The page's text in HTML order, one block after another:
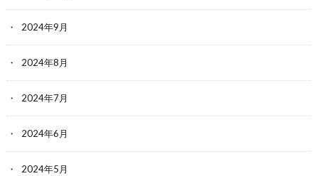
2024年9月
2024年8月
2024年7月
2024年6月
2024年5月